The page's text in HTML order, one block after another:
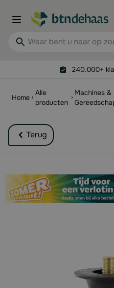
Waar bent u naar op zoek?
240.000+
Home
Alle
producten
Machines &
Terug